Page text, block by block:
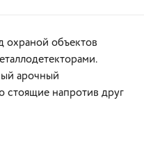
охраной объектов
арочный
стоящие напротив друг